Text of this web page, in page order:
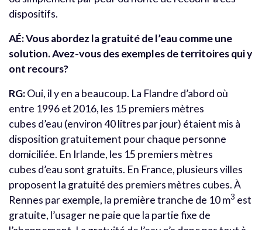
dispositifs.
AÉ: Vous abordez la gratuité de l’eau comme une
solution. Avez-vous des exemples de territoires qui y
ont recours?
RG:Oui, il y en a beaucoup. La Flandre d’abord où
entre 1996 et 2016, les 15 premiers mètres
cubes d’eau (environ 40 litres par jour) étaient mis à
disposition gratuitement pour chaque personne
domiciliée. En Irlande, les 15 premiers mètres
cubes d’eau sont gratuits. En France, plusieurs villes
proposent la gratuité des premiers mètres cubes. À
Rennes par exemple, la première tranche de 10 m3 est
gratuite, l’usager ne paie que la partie fixe de